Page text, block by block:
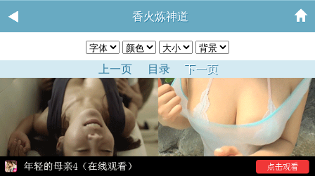
香火炼神道
上一页 目录 下一页